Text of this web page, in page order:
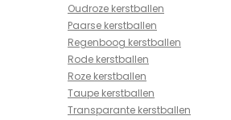
Oudroze kerstballen
Paarse kerstballen
Regenboog kerstballen
Rode kerstballen
Roze kerstballen
Taupe kerstballen
Transparante kerstballen